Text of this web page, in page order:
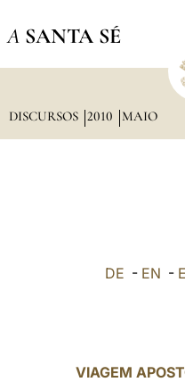
A SANTA SÉ
DISCURSOS 2010 MAIO
DE - EN -
VIAGEM